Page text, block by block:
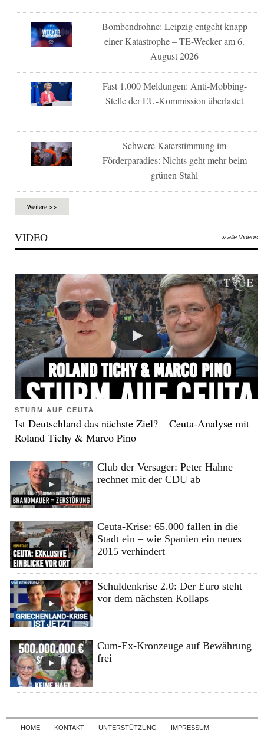
Bombendrohne: Leipzig entgeht knapp
einer Katastrophe – TE-Wecker am 6.
August 2026
Fast 1.000 Meldungen: Anti-Mobbing-
Stelle der EU-Kommission überlastet
Schwere Katerstimmung im
Förderparadies: Nichts geht mehr beim
grünen Stahl
Weitere >>
VIDEO » alle Videos
STURM AUF CEUTA
Ist Deutschland das nächste Ziel? – Ceuta-Analyse mit
Roland Tichy & Marco Pino
Club der Versager: Peter Hahne
rechnet mit der CDU ab
Ceuta-Krise: 65.000 fallen in die
Stadt ein – wie Spanien ein neues
2015 verhindert
Schuldenkrise 2.0: Der Euro steht
vor dem nächsten Kollaps
Cum-Ex-Kronzeuge auf Bewährung
frei
Skip to content
HOME KONTAKT UNTERSTÜTZUNG IMPRESSUM